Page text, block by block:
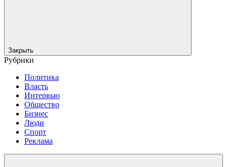
Закрыть
Рубрики
Политика
Власть
Интервью
Общество
Бизнес
Люди
Спорт
Реклама